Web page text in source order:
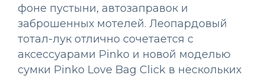
фоне пустыни, автозаправок и
заброшенных мотелей. Леопардовый
тотал-лук отлично сочетается с
аксессуарами Pinko и новой моделью
сумки Pinko Love Bag Click в нескольких